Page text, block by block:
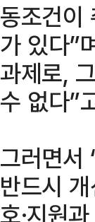
동조건이
가 있다”
과제로,
수 없다”
그러면서
반드시
호·지원